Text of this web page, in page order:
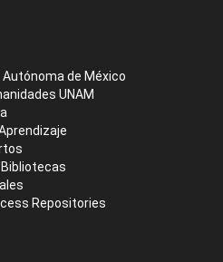
de México
UNAM
Bibliotecas
Repositories